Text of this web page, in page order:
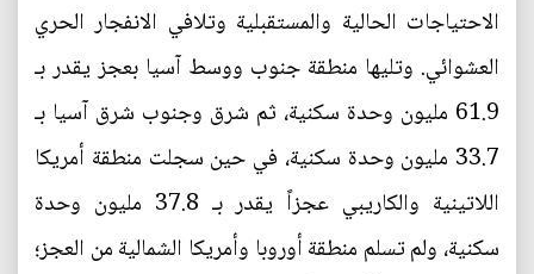
الاحتياجات الحالية والمستقبلية وتلافي الانفجار الحري
العشوائي. وتليها منطقة جنوب ووسط آسيا بعجز يقدر بـ
61.9 مليون وحدة سكنية، ثم شرق وجنوب شرق آسيا بـ
33.7 مليون وحدة سكنية، في حين سجلت منطقة أمريكا
اللاتينية والكاريبي عجزاً يقدر بـ 37.8 مليون وحدة
سكنية، ولم تسلم منطقة أوروبا وأمريكا الشمالية من العجز؛